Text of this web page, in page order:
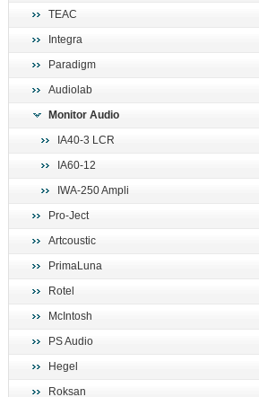
TEAC
Integra
Paradigm
Audiolab
Monitor Audio
IA40-3 LCR
IA60-12
IWA-250 Ampli
Pro-Ject
Artcoustic
PrimaLuna
Rotel
McIntosh
PS Audio
Hegel
Roksan